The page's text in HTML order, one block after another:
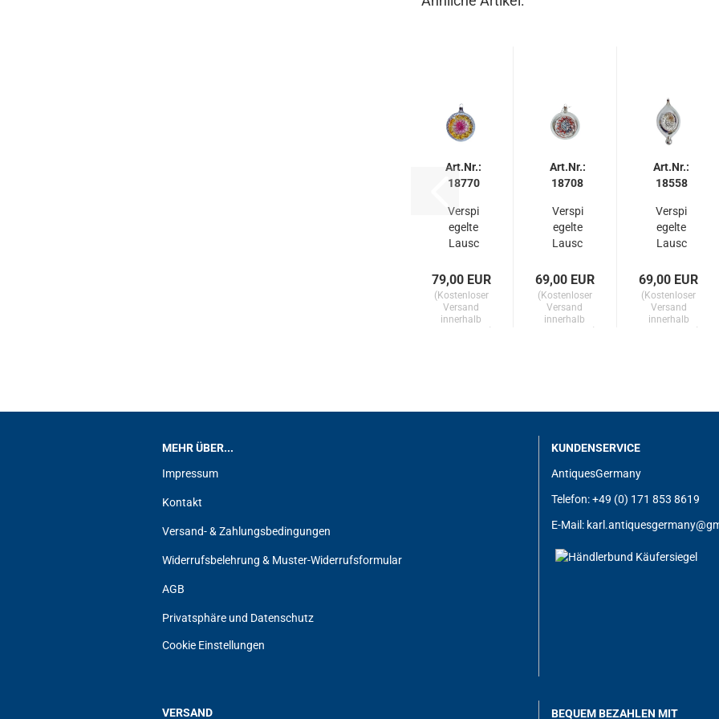
Art.Nr.:
18770
Verspi
egelte
Lausc
Kugel /
Reflexk
ugel...
79,00 EUR
(Kostenloser
Versand
innerhalb
Art.Nr.:
18708
Verspi
egelte
Lausc
Kugel /
Reflexk
ugel...
69,00 EUR
(Kostenloser
Versand
innerhalb
Art.Nr.:
18558
Verspi
egelte
Lausc
Kugel /
Reflexk
ugel...
69,00 EUR
(Kostenloser
Versand
innerhalb
MEHR ÜBER...
Impressum
Kontakt
Versand- & Zahlungsbedingungen
Widerrufsbelehrung & Muster-Widerrufsformular
AGB
Privatsphäre und Datenschutz
Cookie Einstellungen
KUNDENSERVICE
AntiquesGermany
Telefon: +49 (0) 171 853 8619
E-Mail:
VERSAND BEQUEM BEZAHLEN MIT